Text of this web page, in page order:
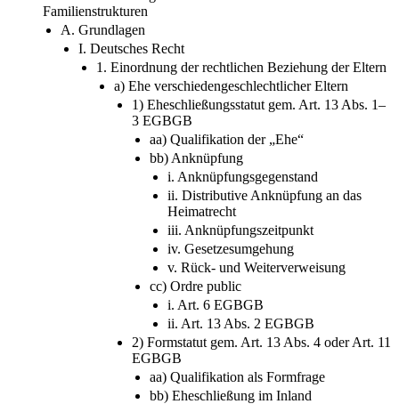
Familienstrukturen
A. Grundlagen
I. Deutsches Recht
1. Einordnung der rechtlichen Beziehung der Eltern
a) Ehe verschiedengeschlechtlicher Eltern
1) Eheschließungsstatut gem. Art. 13 Abs. 1–
3 EGBGB
aa) Qualifikation der „Ehe“
bb) Anknüpfung
i. Anknüpfungsgegenstand
ii. Distributive Anknüpfung an das
Heimatrecht
iii. Anknüpfungszeitpunkt
iv. Gesetzesumgehung
v. Rück- und Weiterverweisung
cc) Ordre public
i. Art. 6 EGBGB
ii. Art. 13 Abs. 2 EGBGB
2) Formstatut gem. Art. 13 Abs. 4 oder Art. 11
EGBGB
aa) Qualifikation als Formfrage
bb) Eheschließung im Inland